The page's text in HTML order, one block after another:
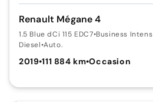
Renault Mégane 4
1.5 Blue dCi 115 EDC7•Business Intens
Diesel•Auto.
2019•111 884 km•Occasion